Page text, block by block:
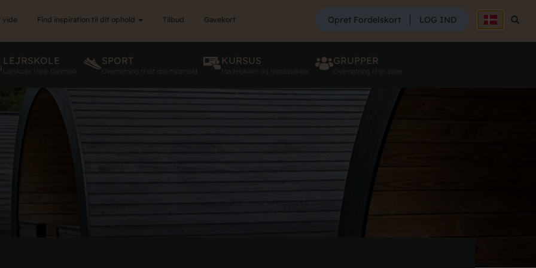
SØG
Søg
Opret Fordelskort LOG IND
vide Find inspiration til dit ophold Tilbud Gavekort
LEJRSKOLE
Lejrskoler i hele Danmark
SPORT
Overnatning til dit sportsophold
KURSUS
Mødelokaler og mødepakker
GRUPPER
Overnatning til grupper